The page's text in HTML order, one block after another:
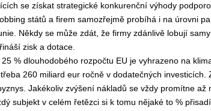
se získat strategické konkurenční výhody
států a firem samozřejmě probíhá i na úrovni
Někdy se může zdát, že firmy zdánlivě lobují
zisk a dotace.
25 % dlouhodobého rozpočtu EU je vyhrazeno na
260 miliard eur ročně v dodatečných
Jakékoliv zvýšení nákladů se vždy promítne
subjekt v celém řetězci si k tomu nějaké to % přisadí.